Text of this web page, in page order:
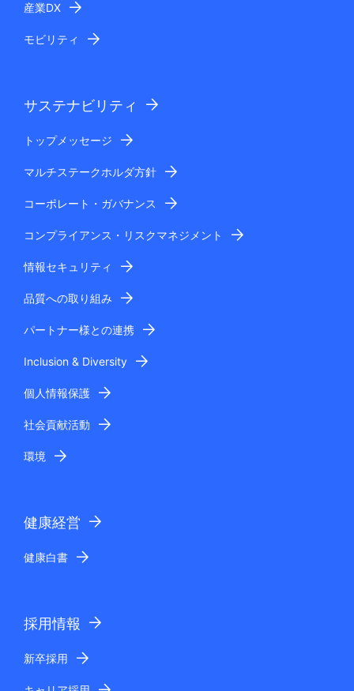
産業DX
モビリティ
サステナビリティ
トップメッセージ
マルチステークホルダ方針
コーポレート・ガバナンス
コンプライアンス・リスクマネジメント
情報セキュリティ
品質への取り組み
パートナー様との連携
Inclusion & Diversity
個人情報保護
社会貢献活動
環境
健康経営
健康白書
採用情報
新卒採用